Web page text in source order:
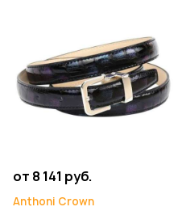
от 8 141 руб.
Anthoni Crown